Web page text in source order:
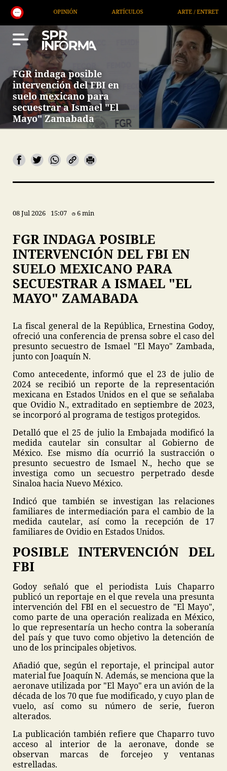
OPINIÓN ARTÍCULOS ARTE / ENTRETENIMIENTO
FGR indaga posible
intervención del FBI en
suelo mexicano para
secuestrar a Ismael "El
Mayo" Zamabada
08 Jul 2026 15:07 6 min
FGR INDAGA POSIBLE
INTERVENCIÓN DEL FBI EN
SUELO MEXICANO PARA
SECUESTRAR A ISMAEL "EL
MAYO" ZAMABADA
La fiscal general de la República, Ernestina Godoy,
ofreció una conferencia de prensa sobre el caso del
presunto secuestro de Ismael "El Mayo" Zambada,
junto con Joaquín N.
Como antecedente, informó que el 23 de julio de
2024 se recibió un reporte de la representación
mexicana en Estados Unidos en el que se señalaba
que Ovidio N., extraditado en septiembre de 2023,
se incorporó al programa de testigos protegidos.
Detalló que el 25 de julio la Embajada modificó la
medida cautelar sin consultar al Gobierno de
México. Ese mismo día ocurrió la sustracción o
presunto secuestro de Ismael N., hecho que se
investiga como un secuestro perpetrado desde
Sinaloa hacia Nuevo México.
Indicó que también se investigan las relaciones
familiares de intermediación para el cambio de la
medida cautelar, así como la recepción de 17
familiares de Ovidio en Estados Unidos.
POSIBLE INTERVENCIÓN DEL
FBI
Godoy señaló que el periodista Luis Chaparro
publicó un reportaje en el que revela una presunta
intervención del FBI en el secuestro de "El Mayo",
como parte de una operación realizada en México,
lo que representaría un hecho contra la soberanía
del país y que tuvo como objetivo la detención de
uno de los principales objetivos.
Añadió que, según el reportaje, el principal autor
material fue Joaquín N. Además, se menciona que la
aeronave utilizada por "El Mayo" era un avión de la
década de los 70 que fue modificado, y cuyo plan de
vuelo, así como su número de serie, fueron
alterados.
La publicación también refiere que Chaparro tuvo
acceso al interior de la aeronave, donde se
observan marcas de forcejeo y ventanas
estrelladas.